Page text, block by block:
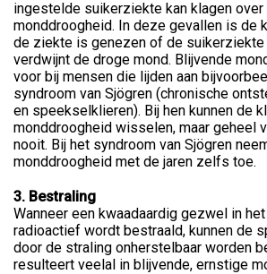
ingestelde suikerziekte kan klagen
monddroogheid. In deze gevallen is de
de ziekte is genezen of de
verdwijnt de droge mond. Blijvende
voor bij mensen die lijden aan
syndroom van Sjögren (chronische
en speekselklieren). Bij hen kunnen de
monddroogheid wisselen, maar geheel
nooit. Bij het syndroom van Sjögren
monddroogheid met de jaren zelfs toe.
3. Bestraling
Wanneer een kwaadaardig gezwel in
radioactief wordt bestraald, kunnen de
door de straling onherstelbaar worden
resulteert veelal in blijvende, ernstige